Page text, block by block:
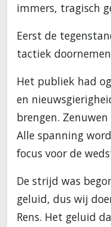
immers, tragisch
Eerst de
tactiek
Het publiek had
en
brengen.
Alle spanning
focus voor de
De strijd was
geluid, dus wij
Rens. Het geluid